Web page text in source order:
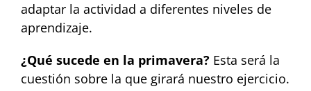
adaptar la actividad a diferentes niveles de
aprendizaje.
¿Qué sucede en la primavera? Esta será la
cuestión sobre la que girará nuestro ejercicio.